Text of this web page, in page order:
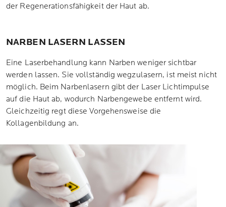
der Regenerationsfähigkeit der Haut ab.
NARBEN LASERN LASSEN
Eine Laserbehandlung kann Narben weniger sichtbar
werden lassen. Sie vollständig wegzulasern, ist meist nicht
möglich. Beim Narbenlasern gibt der Laser Lichtimpulse
auf die Haut ab, wodurch Narbengewebe entfernt wird.
Gleichzeitig regt diese Vorgehensweise die
Kollagenbildung an.